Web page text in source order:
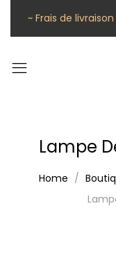
~ Frais de
Lampe
Home